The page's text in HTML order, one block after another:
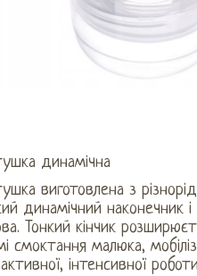
динамічна
виготовлена ​​з
динамічний наконечник
Тонкий кінчик
смоктання малюка,
інтенсивної